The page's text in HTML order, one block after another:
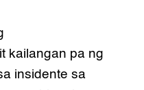
kailangan pa ng
insidente sa